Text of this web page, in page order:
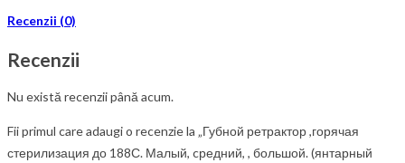
Recenzii (0)
Recenzii
Nu există recenzii până acum.
Fii primul care adaugi o recenzie la „Губной ретрактор ,горячая
стерилизация до 188С. Малый, cредний, , большой. (янтарный